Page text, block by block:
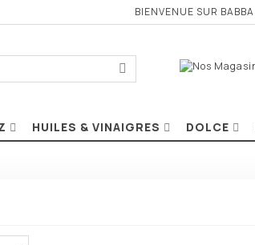
BIENVENUE SUR BABBA
HUILES & VINAIGRES DOLCE